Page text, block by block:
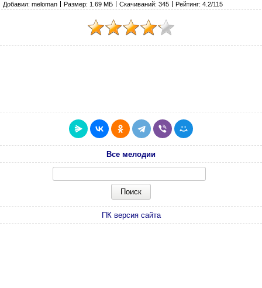
Добавил: meloman
Размер: 1.69 МБ Скачиваний: 345 Рейтинг: 4.2/115
Все мелодии
ПК версия сайта